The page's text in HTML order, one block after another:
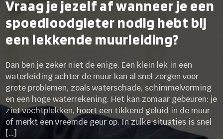
Vraag je jezelf af wanneer je een
spoedloodgieter nodig hebt bij
een lekkende muurleiding?
Dan ben je zeker niet de enige. Een klein lek in een
waterleiding achter de muur kan al snel zorgen voor
grote problemen, zoals waterschade, schimmelvorming
en een hoge waterrekening. Het kan zomaar gebeuren: je
ziet vochtplekken, hoort een tikkend geluid in de muur
of merkt een vreemde geur op. In zulke situaties is snel
[…]